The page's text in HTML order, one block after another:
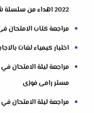
2022 اهداء من سلسلة شمس و قمر
مراجعة كتاب الامتحان فى
اختبار كيمياء لغات بالاجابات
مستر رامى فوزى